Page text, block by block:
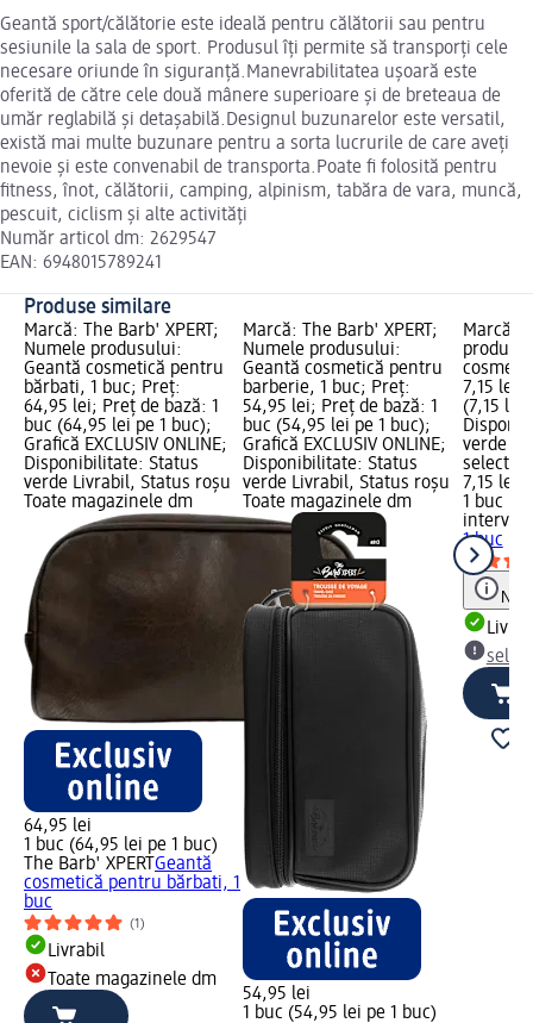
Geantă sport/călătorie este ideală pentru călătorii sau pentru
sesiunile la sala de sport. Produsul îți permite să transporți cele
necesare oriunde în siguranță.Manevrabilitatea ușoară este
oferită de către cele două mânere superioare și de breteaua de
umăr reglabilă și detașabilă.Designul buzunarelor este versatil,
există mai multe buzunare pentru a sorta lucrurile de care aveți
nevoie și este convenabil de transporta.Poate fi folosită pentru
fitness, înot, călătorii, camping, alpinism, tabăra de vara, muncă,
pescuit, ciclism și alte activități
Număr articol dm: 2629547
EAN: 6948015789241
Produse similare
Marcă: The Barb' XPERT;
Numele produsului:
Geantă cosmetică pentru
bărbati, 1 buc; Preț:
64,95 lei; Preț de bază: 1
buc (64,95 lei pe 1 buc);
Grafică EXCLUSIV ONLINE;
Disponibilitate: Status
verde Livrabil, Status roșu
Toate magazinele dm
64,95 lei
1 buc (64,95 lei pe 1 buc)
The Barb' XPERT Geantă
cosmetică pentru bărbati, 1
buc
(1)
Livrabil
Toate magazinele dm
Marcă: The Barb' XPERT;
Numele produsului:
Geantă cosmetică pentru
barberie, 1 buc; Preț:
54,95 lei; Preț de bază: 1
buc (54,95 lei pe 1 buc);
Grafică EXCLUSIV ONLINE;
Disponibilitate: Status
verde Livrabil, Status roșu
Toate magazinele dm
54,95 lei
1 buc (54,95 lei pe 1 buc)
Marcă:
7,15 lei;
(7,15 lei
verde
7,15 lei
1 buc
intervion
1 buc
Notă